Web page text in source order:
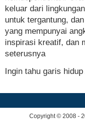
keluar dari
untuk tergantung,
yang mempunyai
inspirasi kreatif, dan
seterusnya
Ingin tahu garis hidup
Copyright © 2008 -